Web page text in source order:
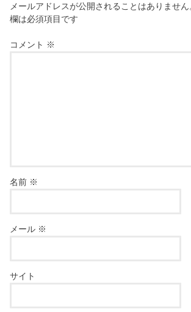
メールアドレスが公開されることはありません
欄は必須項目です
コメント ※
名前 ※
メール ※
サイト